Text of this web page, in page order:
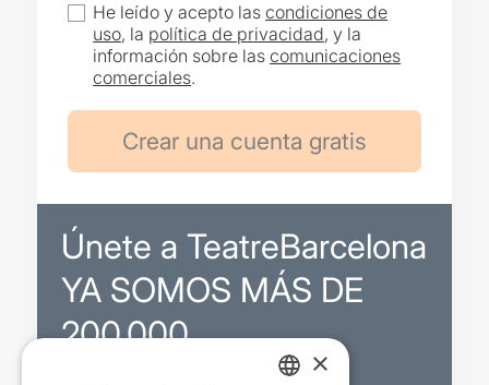
He leído y acepto lascondiciones de
uso, la política de privacidad, y la
información sobre lascomunicaciones
comerciales.
Únete a TeatreBarcelona
YA SOMOS MÁS DE
200.000
×